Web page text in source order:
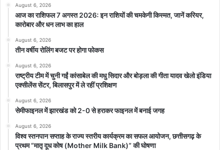
August 6, 2026
आज का राशिफल 7 अगस्त 2026: इन राशियों की चमकेगी किस्मत, जानें करियर,
कारोबार और धन लाभ का हाल
August 6, 2026
तीन वर्षीय रोलिंग बजट पर होगा फोकस
August 6, 2026
राष्ट्रीय टीम में चुनी गईं कांसाबेल की मधु सिदार और बोड़ला की गीता यादव खेलो इंडिया
एक्सीलेंस सेंटर, बिलासपुर में ले रहीं प्रशिक्षण
August 6, 2026
सेमीफाइनल में झारखंड को 2-0 से हराकर फाइनल में बनाई जगह
August 6, 2026
विश्व स्तनपान सप्ताह के राज्य स्तरीय कार्यक्रम का सफल आयोजन, छत्तीसगढ़ के
प्रथम “मातृ दूध कोष (Mother Milk Bank)” की घोषणा